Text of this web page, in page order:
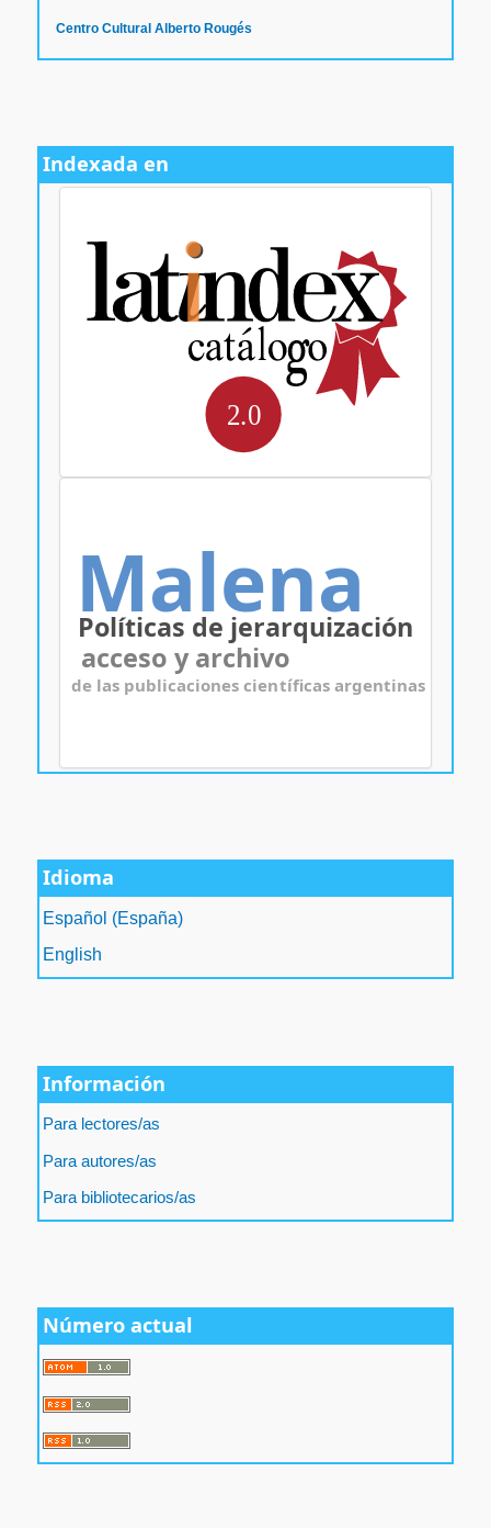
Centro Cultural Alberto Rougés
Indexada en
Idioma
Español (España)
English
Información
Para lectores/as
Para autores/as
Para bibliotecarios/as
Número actual